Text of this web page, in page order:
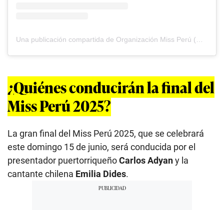
¿Quiénes conducirán la final del
Miss Perú 2025?
La gran final del Miss Perú 2025, que se celebrará
este domingo 15 de junio, será conducida por el
presentador puertorriqueñoCarlos Adyany la
cantante chilena Emilia Dides.